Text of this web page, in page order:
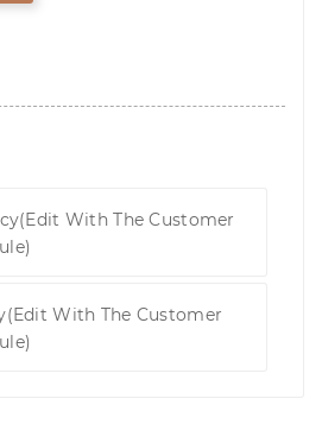
(edit With The Customer
(edit With The Customer